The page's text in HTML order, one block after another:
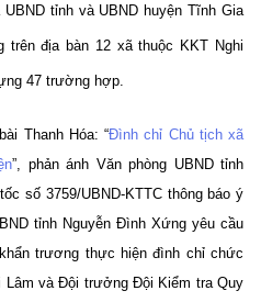
tỉnh và UBND huyện Tĩnh Gia
địa bàn 12 xã thuộc KKT Nghi
47 trường hợp.
Thanh Hóa: “Đình chỉ Chủ tịch xã
”, phản ánh Văn phòng UBND tỉnh
số 3759/UBND-KTTC thông báo ý
tỉnh Nguyễn Đình Xứng yêu cầu
trương thực hiện đình chỉ chức
Lâm và Đội trưởng Đội Kiểm tra Quy